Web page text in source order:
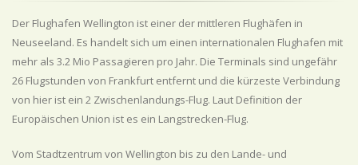
Der Flughafen Wellington ist einer der mittleren Flughäfen in
Neuseeland. Es handelt sich um einen internationalen Flughafen mit
mehr als 3.2 Mio Passagieren pro Jahr. Die Terminals sind ungefähr
26 Flugstunden von Frankfurt entfernt und die kürzeste Verbindung
von hier ist ein 2 Zwischenlandungs-Flug. Laut Definition der
Europäischen Union ist es ein Langstrecken-Flug.
Vom Stadtzentrum von Wellington bis zu den Lande- und